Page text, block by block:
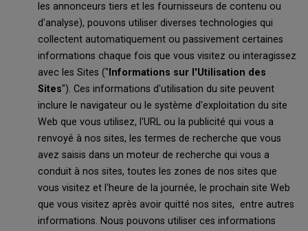
les annonceurs tiers et les fournisseurs de contenu ou
d'analyse), pouvons utiliser diverses technologies qui
collectent automatiquement ou passivement certaines
informations chaque fois que vous visitez ou interagissez
avec les Sites (" Informations sur l'Utilisation des
Sites"). Ces informations d'utilisation du site peuvent
inclure le navigateur ou le système d'exploitation du site
Web que vous utilisez, l'URL ou la publicité qui vous a
renvoyé à nos sites, les termes de recherche que vous
avez saisis dans un moteur de recherche qui vous a
conduit à nos sites, toutes les zones de nos sites que
vous visitez et l'heure de la journée, le prochain site Web
que vous visitez après avoir quitté nos sites, entre autres
informations. Nous pouvons utiliser ces informations